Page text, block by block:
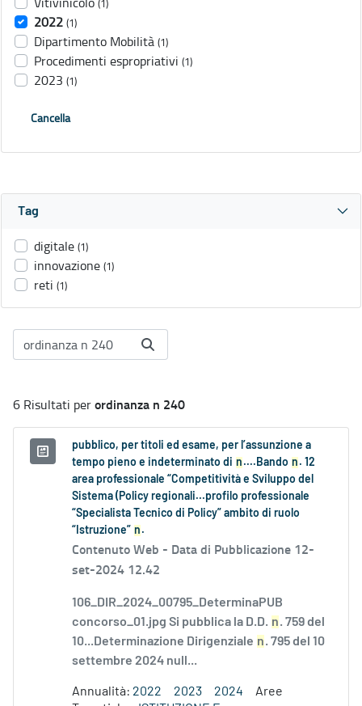
(1)
2022 (1)
Dipartimento Mobilità (1)
Procedimenti espropriativi (1)
2023 (1)
Cancella
Tag
digitale (1)
innovazione (1)
reti (1)
6 Risultati perordinanza n 240
pubblico, per titoli ed esame, per l’assunzione a
tempo pieno e indeterminato di n ....Bando n . 12
area professionale “Competitività e Sviluppo del
Sistema (Policy regionali...profilo professionale
“Specialista Tecnico di Policy” ambito di ruolo
“Istruzione” n .
Contenuto Web - Data di Pubblicazione 12-
set-2024 12.42
106_DIR_2024_00795_DeterminaPUB
concorso_01.jpg Si pubblica la D.D. n. 759 del
10...Determinazione Dirigenziale n. 795 del 10
settembre 2024 null...
Annualità: 2022 2023 2024
Aree